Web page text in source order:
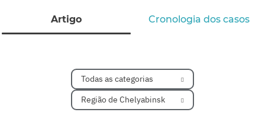
Artigo Cronologia dos casos
Todas as categorias
Região de Chelyabinsk